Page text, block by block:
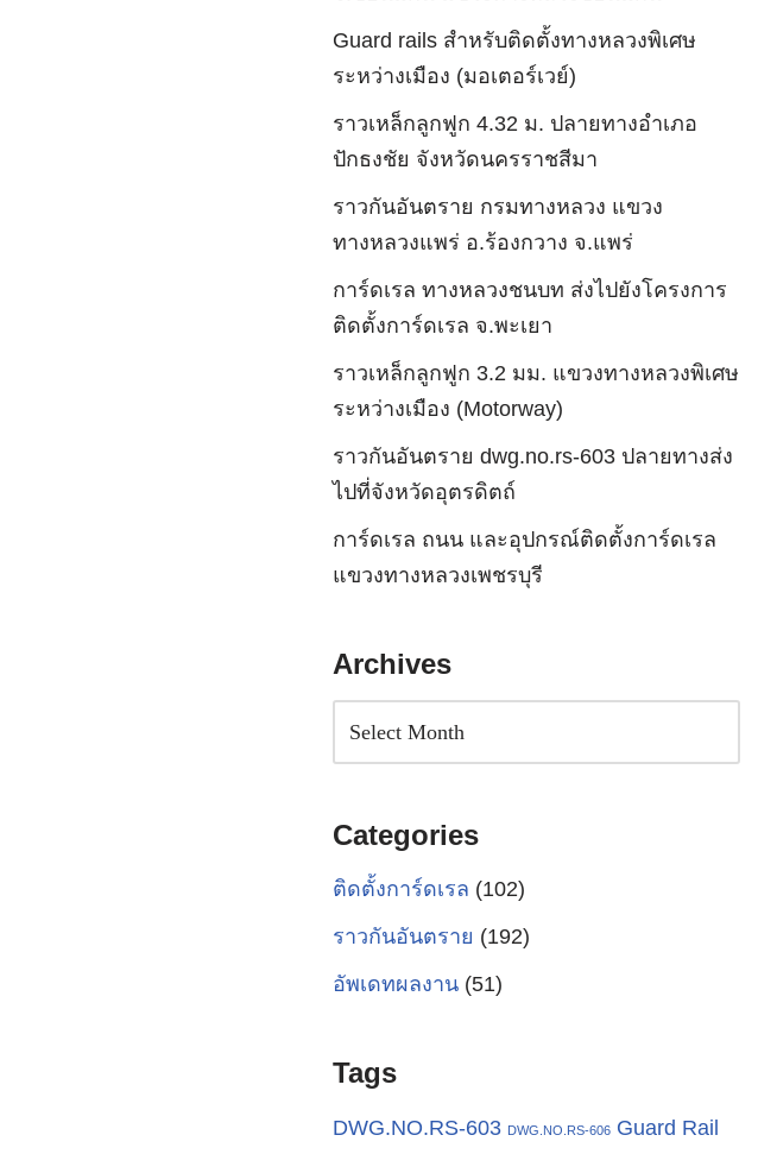
Guard rails สำหรับติดตั้งทางหลวงพิเศษ
ระหว่างเมือง (มอเตอร์เวย์)
ราวเหล็กลูกฟูก 4.32 ม. ปลายทางอำเภอ
ปักธงชัย จังหวัดนครราชสีมา
ราวกันอันตราย กรมทางหลวง แขวง
ทางหลวงแพร่ อ.ร้องกวาง จ.แพร่
การ์ดเรล ทางหลวงชนบท ส่งไปยังโครงการ
ติดตั้งการ์ดเรล จ.พะเยา
ราวเหล็กลูกฟูก 3.2 มม. แขวงทางหลวงพิเศษ
ระหว่างเมือง (Motorway)
ราวกันอันตราย dwg.no.rs-603 ปลายทางส่ง
ไปที่จังหวัดอุตรดิตถ์
การ์ดเรล ถนน และอุปกรณ์ติดตั้งการ์ดเรล
แขวงทางหลวงเพชรบุรี
Archives
Categories
ติดตั้งการ์ดเรล (102)
ราวกันอันตราย (192)
อัพเดทผลงาน(51)
Tags
DWG.NO.RS-603 DWG.NO.RS-606 Guard Rail